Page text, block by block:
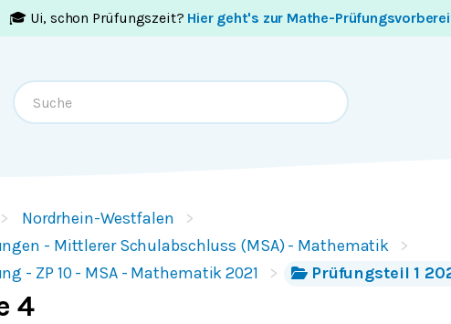
🎓 Ui, schon Prüfungszeit? Hier geht's zur Mathe-
Nordrhein-Westfalen
- Mittlerer Schulabschluss (MSA) - Mathematik
- ZP 10 - MSA - Mathematik 2021
Prüfungsteil 1
4